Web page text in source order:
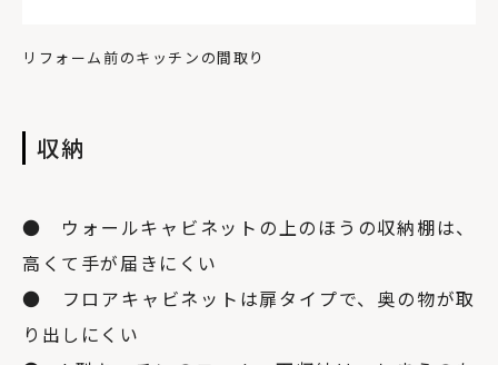
リフォーム前のキッチンの間取り
収納
● ウォールキャビネットの上のほうの収納棚は、
高くて手が届きにくい
● フロアキャビネットは扉タイプで、奥の物が取
り出しにくい